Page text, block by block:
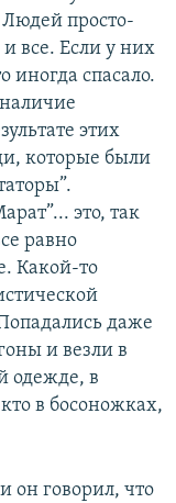
просто-
все. Если у них
иногда спасало.
этих
которые были
это, так
равно
Какой-то
даже
и везли в
одежде, в
в босоножках,
он говорил, что